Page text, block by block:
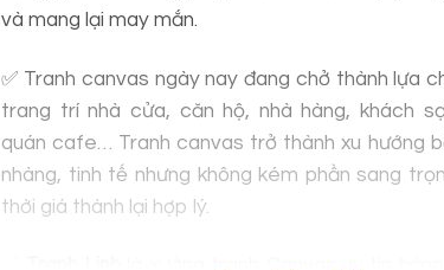
và mang lại may mắn.
✅ Tranh canvas ngày nay đang chở thành lựa
trang trí nhà cửa, căn hộ, nhà hàng, khách
quán cafe… Tranh canvas trở thành xu hướng
nhàng, tinh tế nhưng không kém phần sang
thời giá thành lại hợp lý.